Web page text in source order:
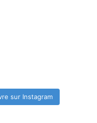
sur Instagram